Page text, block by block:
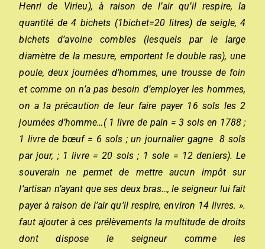
Henri de Virieu), à raison de l’air qu’il respire, la
quantité de 4 bichets (1bichet=20 litres) de seigle, 4
bichets d’avoine combles (lesquels par le large
diamètre de la mesure, emportent le double ras), une
poule, deux journées d’hommes, une trousse de foin
et comme on n’a pas besoin d’employer les hommes,
on a la précaution de leur faire payer 16 sols les 2
journées d’homme…( 1 livre de pain = 3 sols en 1788 ;
1 livre de bœuf = 6 sols ; un journalier gagne 8 sols
par jour, ; 1 livre = 20 sols ; 1 sole = 12 deniers). Le
souverain ne permet de mettre aucun impôt sur
l’artisan n’ayant que ses deux bras…, le seigneur lui fait
payer à raison de l’air qu’il respire, environ 14 livres. ».
faut ajouter à ces prélèvements la multitude de droits
dont dispose le seigneur comme les